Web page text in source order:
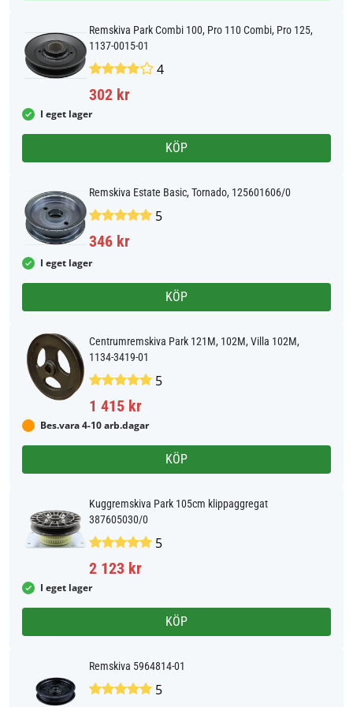
Remskiva Park Combi 100, Pro 110 Combi, Pro 125,
1137-0015-01
4
302 kr
I eget lager
KÖP
Remskiva Estate Basic, Tornado, 125601606/0
5
346 kr
I eget lager
KÖP
Centrumremskiva Park 121M, 102M, Villa 102M,
1134-3419-01
5
1 415 kr
Bes.vara 4-10 arb.dagar
KÖP
Kuggremskiva Park 105cm klippaggregat
387605030/0
5
2 123 kr
I eget lager
KÖP
Remskiva 5964814-01
5